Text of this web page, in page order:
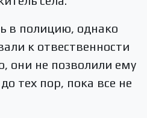
в полицию, однако
к отвественности
они не позволили ему
тех пор, пока все не